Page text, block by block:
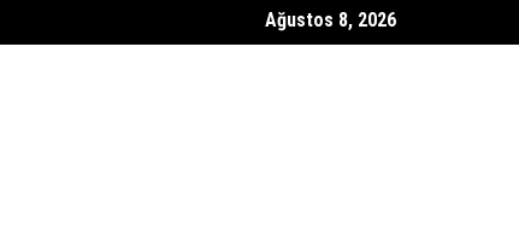
için Besinler: Böbrek Sorunları Sırasında Ne Yenir veya
Ağustos 8, 2026